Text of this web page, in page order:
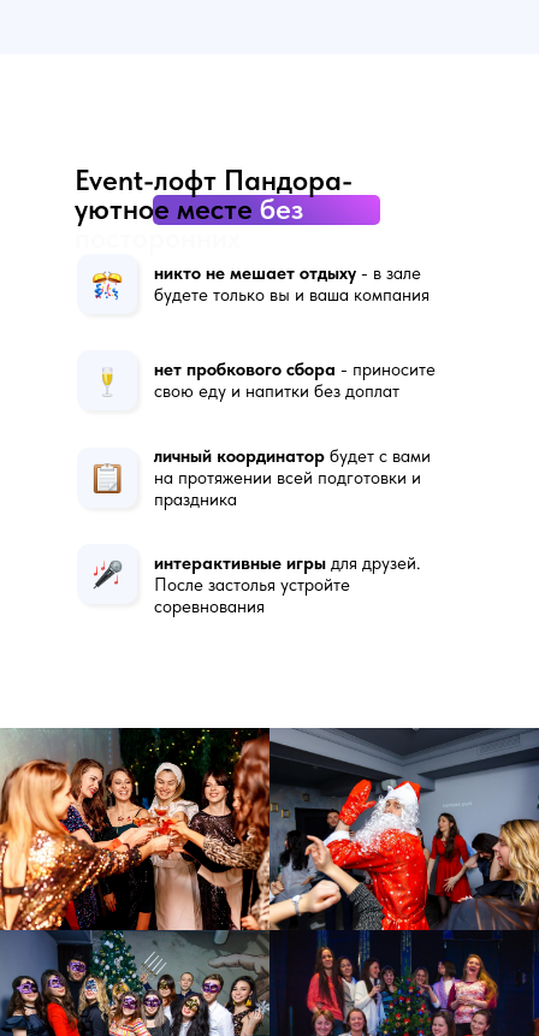
никто не мешает отдыху - в зале
будете только вы и ваша компания
Event-лофт Пандора-
уютное месте без
посторонних
интерактивные игры для друзей.
После застолья устройте
соревнования
личный координатор будет с вами
на протяжении всей подготовки и
праздника
нет пробкового сбора - приносите
свою еду и напитки без доплат